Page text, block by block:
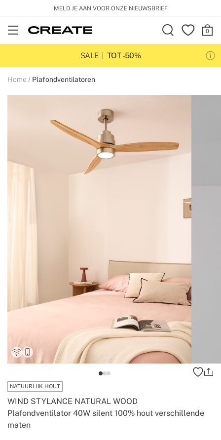
MELD JE AAN VOOR ONZE NIEUWSBRIEF
Open
Menu
SALE
TOT -50%
Home Plafondventilatoren
NATUURLIJK HOUT
Plafondventilator 40W silent 100% hout verschillende
maten
WIND STYLANCE NATURAL WOOD